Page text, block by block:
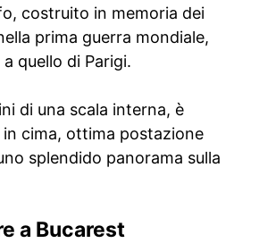
costruito in memoria dei
prima guerra mondiale,
quello di Parigi.
di una scala interna, è
in cima, ottima postazione
splendido panorama sulla
a Bucarest